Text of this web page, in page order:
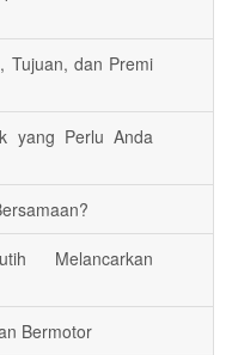
Tujuan, dan Premi
yang Perlu Anda
Melancarkan
Bermotor